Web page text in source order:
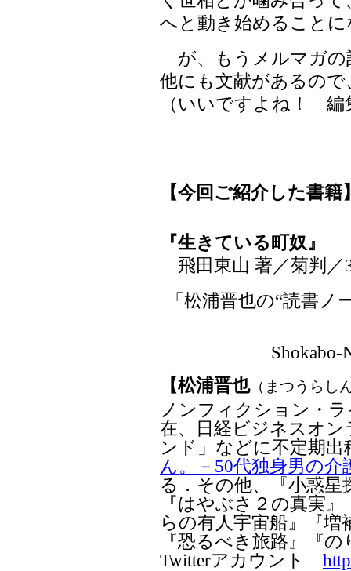
へと動き始めることに
が、もうメルマガの
他にも文献があるの
（いいですよね！ 編
【今回ご紹介した書籍
『生きている町奴』
飛田東山 著／菊判／
「松浦晋也の“読書
Shokabo-
【松浦晋也（まつうらし
ノンフィクション・
在、日経ビジネスオ
ンド」などに不定期出
ん。－50代独身男の介
る．その他、『小惑
『はやぶさ２の真実
らの有人宇宙船』『
『恐るべき旅路』『
Twitterアカウント